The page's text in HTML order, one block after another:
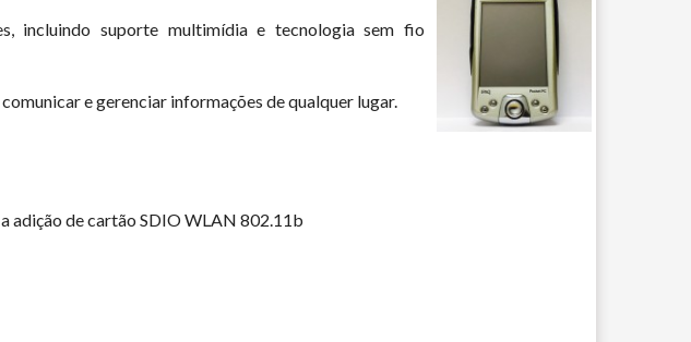
incluindo suporte multimídia e tecnologia sem fio
e gerenciar informações de qualquer lugar.
adição de cartão SDIO WLAN 802.11b